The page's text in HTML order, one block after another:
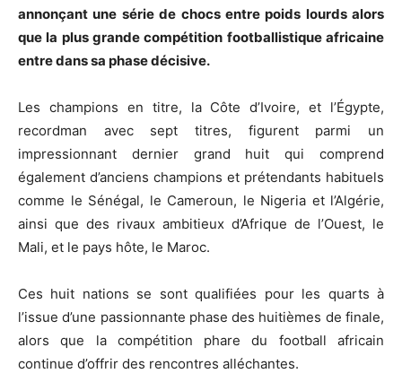
annonçant une série de chocs entre poids lourds alors
que la plus grande compétition footballistique africaine
entre dans sa phase décisive.
Les champions en titre, la Côte d’Ivoire, et l’Égypte,
recordman avec sept titres, figurent parmi un
impressionnant dernier grand huit qui comprend
également d’anciens champions et prétendants habituels
comme le Sénégal, le Cameroun, le Nigeria et l’Algérie,
ainsi que des rivaux ambitieux d’Afrique de l’Ouest, le
Mali, et le pays hôte, le Maroc.
Ces huit nations se sont qualifiées pour les quarts à
l’issue d’une passionnante phase des huitièmes de finale,
alors que la compétition phare du football africain
continue d’offrir des rencontres alléchantes.